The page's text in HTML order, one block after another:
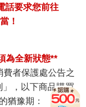
話要求您前往
！
為全新狀態**
者保護處公告之
」，以下商品購買
猶豫期：